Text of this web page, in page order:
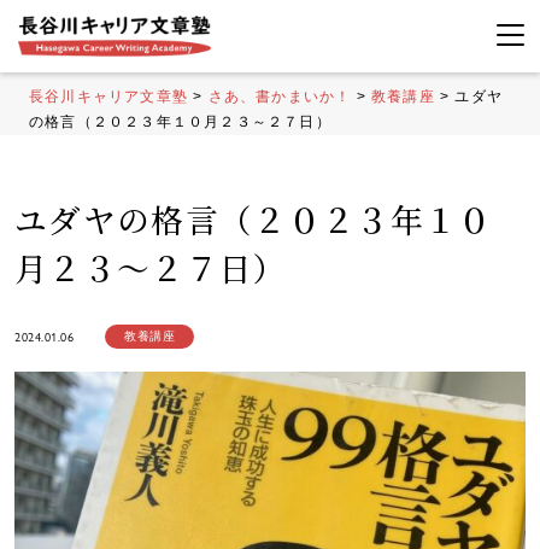
長谷川キャリア文章塾 > さあ、書かまいか！ >教養講座 >ユダヤ
の格言（２０２３年１０月２３～２７日）
ユダヤの格言（２０２３年１０
月２３～２７日）
2024.01.06 教養講座